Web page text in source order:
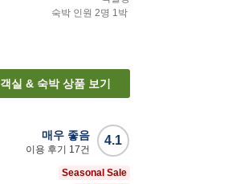
숙박 인원 2명 1박
객실 & 숙박 상품 보기
4.1
매우 좋음
이용 후기 17건
Seasonal Sale